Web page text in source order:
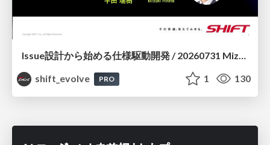
Issue設計から始める仕様駆動開発 / 20260731 Mizuki Hirata
shift_evolve
PRO 1 130